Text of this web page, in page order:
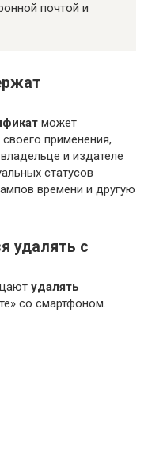
почтой и
может
применения,
и издателе
статусов
времени и другую
удалять с
удалять
со смартфоном.